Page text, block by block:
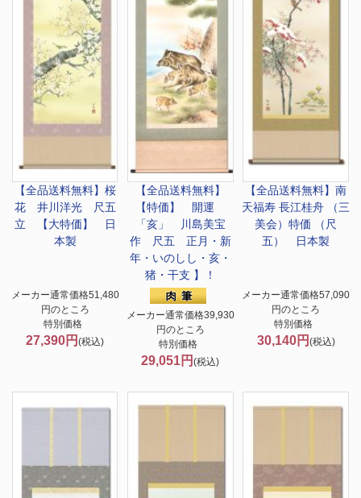
【全品送料無料】 桜
花 井川洋光 尺五
立 【大特価】 日
本製
メーカー通常価格51,480
円のところ
特別価格
27,390円(税込)
【全品送料無料】
【特価】 開運
「亥」 川島美宝
作 尺五 正月・新
年・いのしし・亥・
猪・干支 】！
メーカー通常価格39,930
円のところ
特別価格
29,051円(税込)
【全品送料無料】南
天福寿 長江桂舟 （三
美会）特価 （尺
五） 日本製
メーカー通常価格57,090
円のところ
特別価格
30,140円 (税込)